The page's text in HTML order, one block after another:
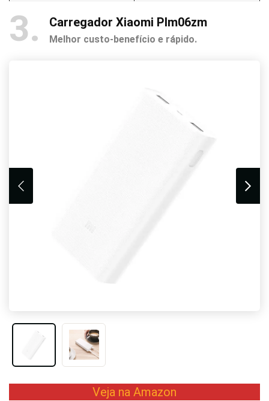
3 Carregador Xiaomi Plm06zm
Melhor custo-benefício e rápido.
Veja na Amazon